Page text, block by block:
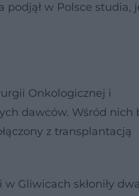
podjął w Polsce studia,
Onkologicznej i
dawców. Wśród nich
z transplantacją
Gliwicach skłoniły